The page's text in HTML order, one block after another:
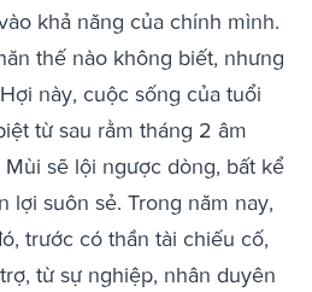
khả năng của chính mình.
thế nào không biết, nhưng
này, cuộc sống của tuổi
từ sau rằm tháng 2 âm
sẽ lội ngược dòng, bất kể
lợi suôn sẻ. Trong năm nay,
trước có thần tài chiếu cố,
từ sự nghiệp, nhân duyên